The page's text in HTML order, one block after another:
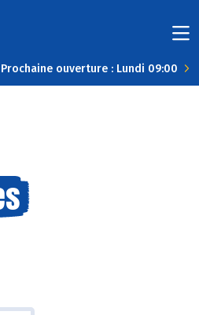
Prochaine ouverture : Lundi 09:00